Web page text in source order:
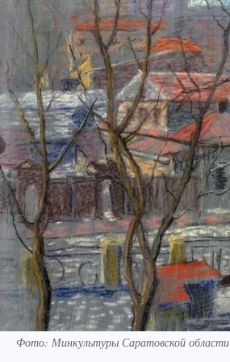
Фото: Минкультуры Саратовской области